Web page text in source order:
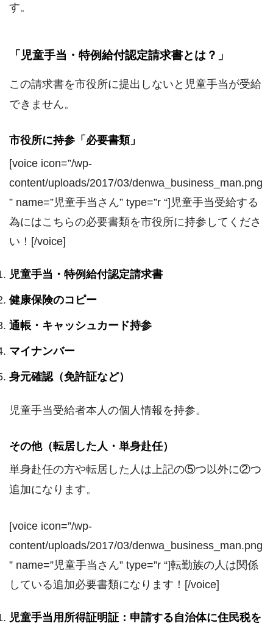
す。
「児童手当・特例給付認定請求書とは？」
この請求書を市役所に提出しないと児童手当が受給
できません。
市役所に持参「必要書類」
[voice icon=”/wp-
content/uploads/2017/03/denwa_business_man.png
” name=”児童手当さん” type=”r “]児童手当受給する
為にはこちらの必要書類を市役所に持参してくださ
い！[/voice]
児童手当・特例給付認定請求書
健康保険のコピー
通帳・キャッシュカード持参
マイナンバー
身元確認（免許証など）
児童手当受給者本人の個人情報を持参。
その他（転居した人・単身赴任）
単身赴任の方や転居した人は上記の⑤つ以外に②つ
追加になります。
[voice icon=”/wp-
content/uploads/2017/03/denwa_business_man.png
” name=”児童手当さん” type=”r “]転勤族の人は関係
している追加必要書類になります！[/voice]
児童手当用所得証明証：申請する自治体に住民税を